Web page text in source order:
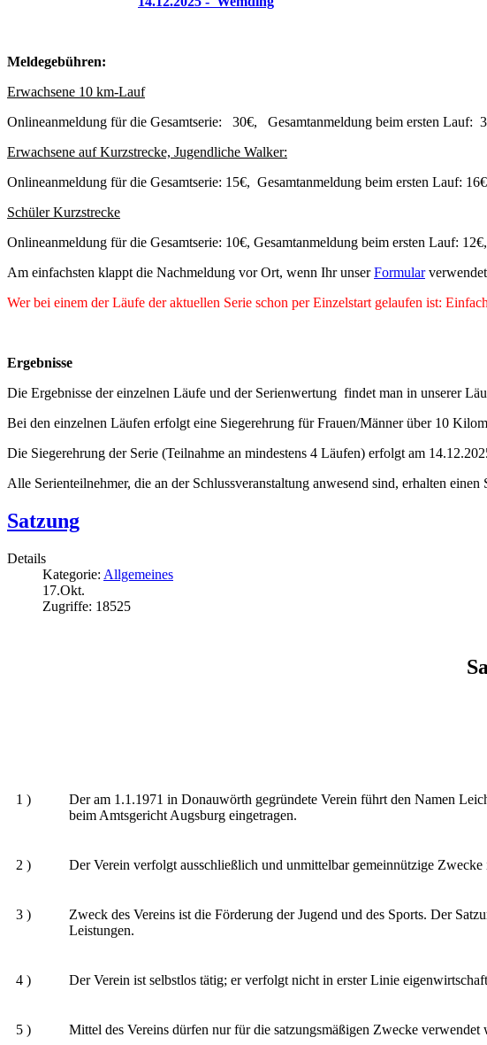
Meldegebühren:
Erwachsene 10 km-Lauf
Onlineanmeldung für die Gesamtserie: 30€, Gesamtanmeldung beim ersten Lauf:
Erwachsene auf Kurzstrecke, Jugendliche Walker:
Onlineanmeldung für die Gesamtserie: 15€, Gesamtanmeldung beim ersten Lauf:
Schüler Kurzstrecke
Onlineanmeldung für die Gesamtserie: 10€, Gesamtanmeldung beim ersten Lauf:
Am einfachsten klappt die Nachmeldung vor Ort, wenn Ihr unserFormular
Wer bei einem der Läufe der aktuellen Serie schon per Einzelstart gelaufen ist:
Ergebnisse
Die Ergebnisse der einzelnen Läufe und der Serienwertung findet man in unserer
Bei den einzelnen Läufen erfolgt eine Siegerehrung für Frauen/Männer über 10
Die Siegerehrung der Serie (Teilnahme an mindestens 4 Läufen) erfolgt am
Alle Serienteilnehmer, die an der Schlussveranstaltung anwesend sind, erhalten einen
Satzung
Details
Kategorie: Allgemeines
17.Okt.
Zugriffe: 18525
1 )
Der am 1.1.1971 in Donauwörth gegründete Verein führt den Namen
beim Amtsgericht Augsburg eingetragen.
2 ) Der Verein verfolgt ausschließlich und unmittelbar gemeinnützige
3 )
Zweck des Vereins ist die Förderung der Jugend und des Sports. Der
Leistungen.
4 ) Der Verein ist selbstlos tätig; er verfolgt nicht in erster Linie
5 ) Mittel des Vereins dürfen nur für die satzungsmäßigen Zwecke